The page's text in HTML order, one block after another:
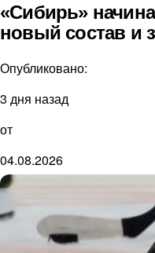
«Сибирь»
новый состав и
Опубликовано:
3 дня назад
от
04.08.2026